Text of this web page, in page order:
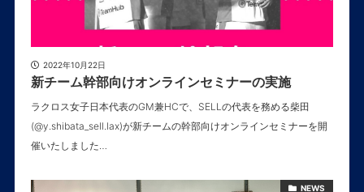
2022年10月22日
新チーム幹部向けオンラインセミナーの実施
ラクロス女子日本代表のGM兼HCで、SELLの代表を務める柴田
(@y.shibata_sell.lax)が新チームの幹部向けオンラインセミナーを開
催いたしました…
NEWS